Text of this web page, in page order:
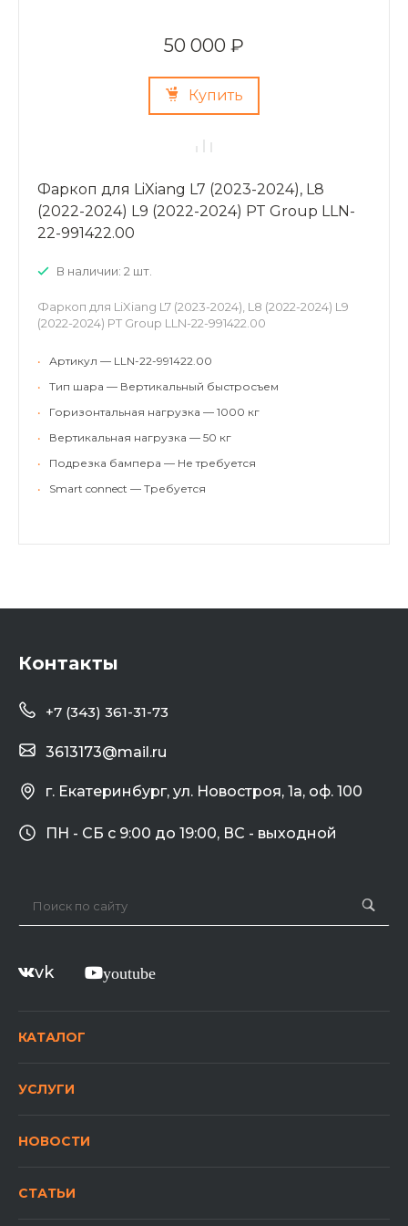
50 000 ₽
Купить
Фаркоп для LiXiang L7 (2023-2024), L8
(2022-2024) L9 (2022-2024) PT Group LLN-
22-991422.00
В наличии: 2 шт.
Фаркоп для LiXiang L7 (2023-2024), L8 (2022-2024) L9
(2022-2024) PT Group LLN-22-991422.00
•
Артикул — LLN-22-991422.00
•
Тип шара — Вертикальный быстросъем
•
Горизонтальная нагрузка — 1000 кг
•
Вертикальная нагрузка — 50 кг
•
Подрезка бампера — Не требуется
•
Smart connect — Требуется
Контакты
+7 (343) 361-31-73
г. Екатеринбург, ул. Новостроя, 1а, оф. 100
3613173@mail.ru
ПН - СБ с 9:00 до 19:00, ВС - выходной
vk youtube
КАТАЛОГ
УСЛУГИ
НОВОСТИ
СТАТЬИ